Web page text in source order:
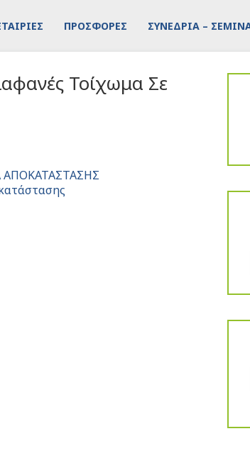
ΠΡΟΣΦΟΡΕΣ ΣΥΝΕΔΡΙΑ –
Τοίχωμα Σε
ΑΠΟΚΑΤΑΣΤΑΣΗΣ